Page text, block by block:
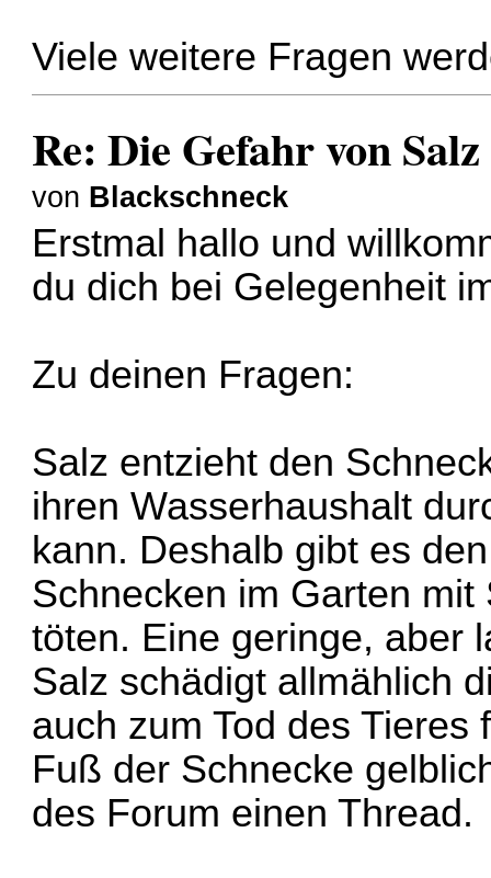
Viele weitere Fragen
Re: Die Gefahr von Salz
von Blackschneck
Erstmal hallo und
du dich bei Gelegenheit
Zu deinen Fragen:
Salz entzieht den
ihren Wasserhaushalt
kann. Deshalb gibt es
Schnecken im Garten
töten. Eine geringe, aber
Salz schädigt allmählich
auch zum Tod des
Fuß der Schnecke
des Forum einen Thread.